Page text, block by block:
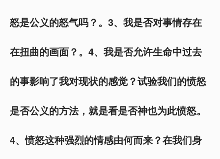
怒是公义的怒气吗？。3、我是否对事情存在
在扭曲的画面？。4、我是否允许生命中过去
的事影响了我对现状的感觉？试验我们的愤怒
是否公义的方法，就是看是否神也为此愤怒。
4、愤怒这种强烈的情感由何而来？在我们身